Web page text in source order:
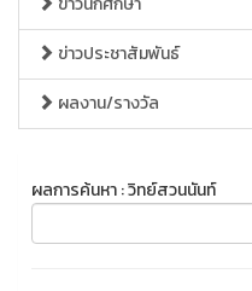
ข่าวประชาสัมพันธ์
ผลงาน/รางวัล
ผลการค้นหา : วิทย์สวนนันท์